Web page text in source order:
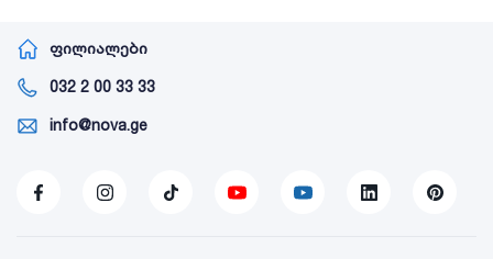
ფილიალები
032 2 00 33 33
info@nova.ge